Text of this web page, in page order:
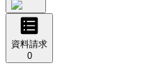
資料請求
0